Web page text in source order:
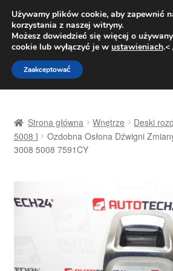
DOSTAWA od
Pn.-pt. 9:00-16:00
Przejdź
do
nawigacji
Przejdź
do
treści
Dostawa
Kontakt
Strona główna Wnętrze
Deski
5008 I
Ozdobna Osłona Dźwigni
3008 5008 7591CY
Używamy plików cookie, aby zapewnić
korzystania z naszej witryny.
Możesz dowiedzieć się więcej o
cookie lub wyłączyć je w ustawieniach.<
Zaakceptować